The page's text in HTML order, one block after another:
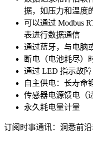
据，如压力和温度
可以通过 Modbus
表进行数据通信
通过蓝牙，与电脑
断电（电池耗尽）
通过 LED 指示故障
自主供电：长寿命
传感器电源馈电（
永久耗电量计量
订阅时事通讯：洞悉前